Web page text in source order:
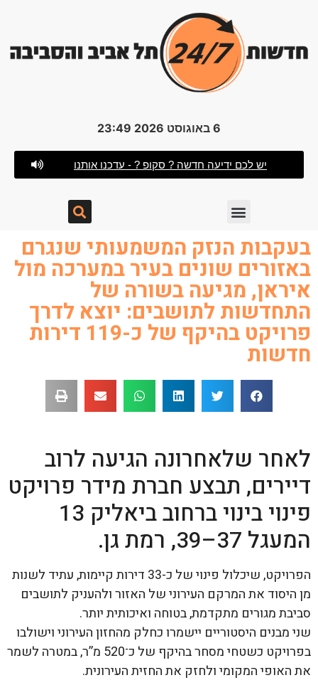
6 באוגוסט 2026 23:49
יש לכם ידיעה חדשה ? סקופ ? - עדכנו אותנו
בעקבות הנזק המשמעותי שנגרם
באזורים שונים בעיר במערכה מול
איראן, מגיעה בשורה של
התחדשות לתושבים: יוצא לדרך
פרויקט בהיקף של כ-119 דירות
חדשות
לאחר שלאחרונה הגיעה לרוב
דיירים, תבצע חברת מידר פרויקט
פינוי בינוי ברחוב ביאליק 13
המעגל 37–39, רמת גן.
הפרויקט, שיכלול פינוי של כ-33 דירות קיימות, עתיד לשנות
מן היסוד את המרקם העירוני של האזור ולהעניק לתושבים
סביבת מגורים מתקדמת, בטוחה ואיכותית יותר.
שני מבנים היסטוריים יישמרו כחלק מהחזון העירוני וישולבו
בפרויקט כשטחי מסחר בהיקף של כ־520 מ”ר, במטרה לשמר
את האופי המקומי ולחזק את החזית העירונית.